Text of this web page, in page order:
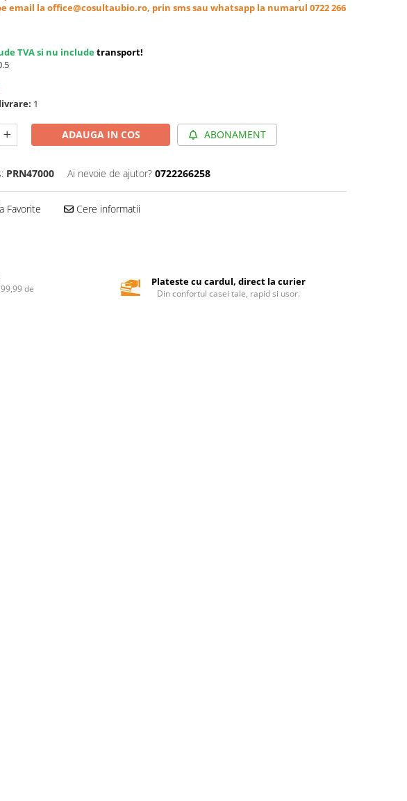
email la office@cosultaubio.ro, prin sms sau whatsapp la numarul 0722 266
TVA si nu includetransport!
1
ADAUGA IN COS ABONAMENT
PRN47000 Ai nevoie de ajutor? 0722266258
Favorite Cere informatii
de
Plateste cu cardul, direct la curier
Din confortul casei tale, rapid si usor.